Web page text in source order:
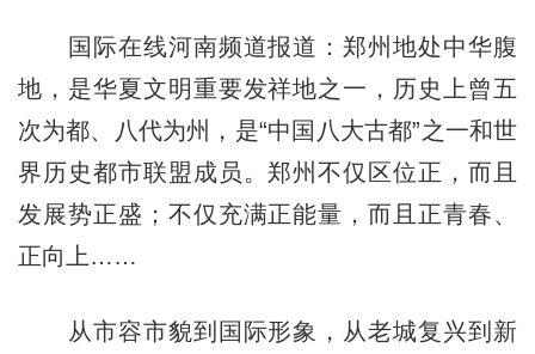
国际在线河南频道报道：郑州地处中华腹
地，是华夏文明重要发祥地之一，历史上曾五
次为都、八代为州，是“中国八大古都”之一和世
界历史都市联盟成员。郑州不仅区位正，而且
发展势正盛；不仅充满正能量，而且正青春、
正向上……
从市容市貌到国际形象，从老城复兴到新